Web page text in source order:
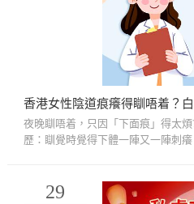
香港女性陰道痕癢得瞓唔着？
夜晚瞓唔着，只因「下面痕」得太
歷：瞓覺時覺得下體一陣又一陣刺
29